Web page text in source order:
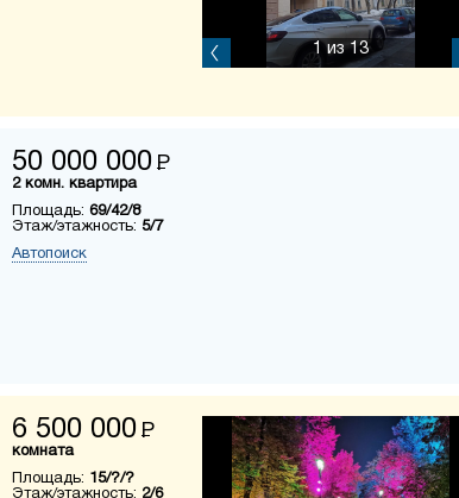
1 из 13
50 000 000 Р
2 комн. квартира
Площадь: 69/42/8
Этаж/этажность: 5/7
Автопоиск
6 500 000 Р
комната
Площадь: 15/?/?
Этаж/этажность: 2/6